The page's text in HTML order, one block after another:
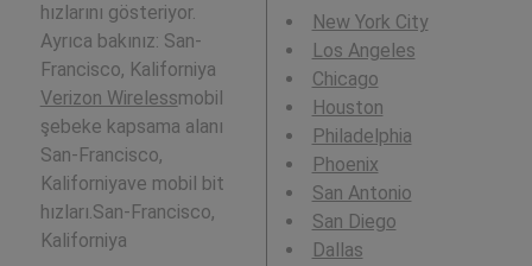
hızlarını gösteriyor.
Ayrıca bakınız: San-
Francisco, Kaliforniya
Verizon Wirelessmobil
şebeke kapsama alanı
San-Francisco,
Kaliforniyave mobil bit
hızları.San-Francisco,
Kaliforniya
New York City
Los Angeles
Chicago
Houston
Philadelphia
Phoenix
San Antonio
San Diego
Dallas